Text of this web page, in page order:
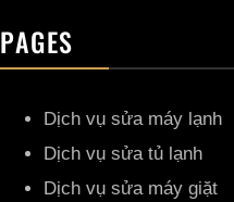
PAGES
Dịch vụ sửa máy lạnh
Dịch vụ sửa tủ lạnh
Dịch vụ sửa máy giặt